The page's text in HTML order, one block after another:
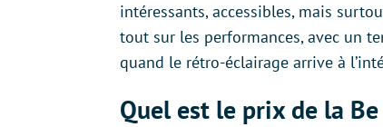
intéressants, accessibles, mais
tout sur les performances, avec un
quand le rétro-éclairage arrive à
Quel est le prix de la